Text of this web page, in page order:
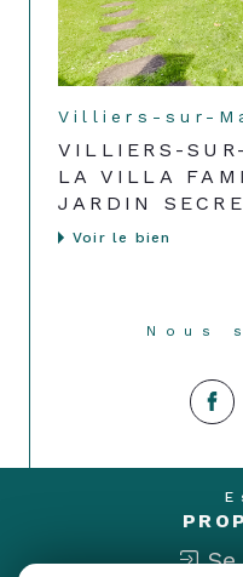
Villiers-sur-
VILLIERS-
LA VILLA
JARDIN
Voir le bien